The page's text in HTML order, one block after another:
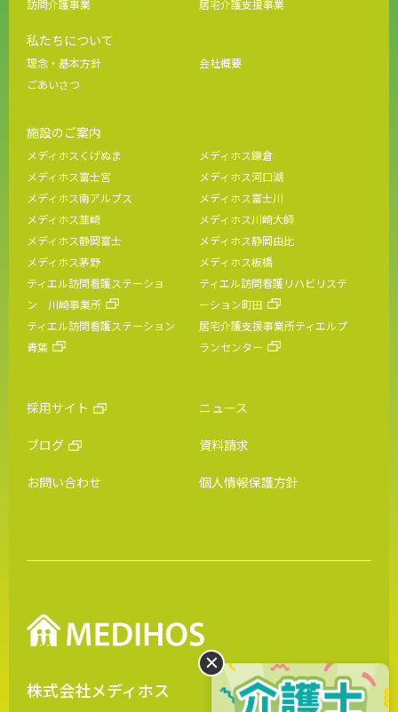
株式会社メディホス
訪問介護事業
居宅介護支援事業
私たちについて
理念・基本方針
会社概要
ごあいさつ
施設のご案内
メディホスくげぬま
メディホス鎌倉
メディホス富士宮
メディホス河口湖
メディホス南アルプス
メディホス富士川
メディホス韮崎
メディホス川崎大師
メディホス静岡富士
メディホス静岡由比
メディホス茅野
メディホス板橋
ティエル訪問看護ステーショ
ン 川崎事業所
ティエル訪問看護リハビリステ
ーション町田
ティエル訪問看護ステーション
青葉
居宅介護支援事業所ティエルプ
ランセンター
採用サイト ニュース
ブログ 資料請求
お問い合わせ 個人情報保護方針